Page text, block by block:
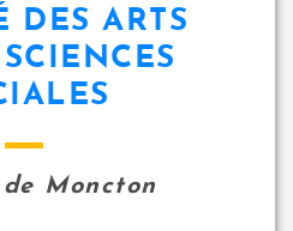
DES ARTS
de Moncton